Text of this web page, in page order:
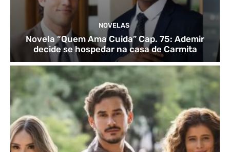
NOVELAS
Novela “Quem Ama Cuida” Cap. 75: Ademir
decide se hospedar na casa de Carmita